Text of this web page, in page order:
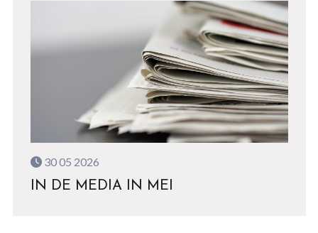
30 05 2026
IN DE MEDIA IN MEI